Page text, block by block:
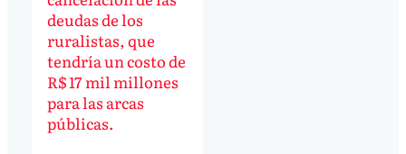
deudas de los
ruralistas, que
tendría un costo de
R$ 17 mil millones
para las arcas
públicas.